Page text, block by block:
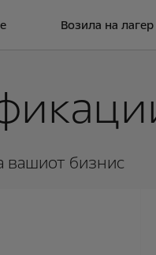
Возила на лагер
вашиот бизнис